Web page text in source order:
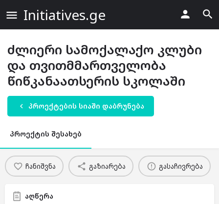
Initiatives.ge
ძლიერი სამოქალაქო კლუბი
და თვითმმართველობა
წიწკანაათსერის სკოლაში
პროექტების სიაში დაბრუნება
პროექტის შესახებ
ჩანიშვნა გაზიარება გასაჩივრება
აღწერა